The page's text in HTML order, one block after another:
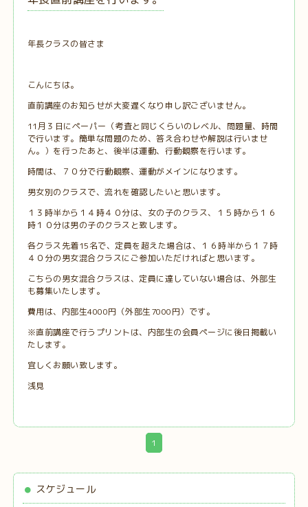
年長クラスの皆さま
こんにちは。
直前講座のお知らせが大変遅くなり申し訳ございません。
11月３日にペーパー（考査と同じくらいのレベル、問題量、時間
で行います。簡単な問題のため、答え合わせや解説は行いませ
ん。）を行ったあと、後半は運動、行動観察を行います。
時間は、７０分で行動観察、運動がメインになります。
男女別のクラスで、流れを確認したいと思います。
１３時半から１４時４０分は、女の子のクラス、１５時から１６
時１０分は男の子のクラスと致します。
各クラス先着15名で、定員を超えた場合は、１６時半から１７時
４０分の男女混合クラスにご参加いただければと思います。
こちらの男女混合クラスは、定員に達していない場合は、外部生
も募集いたします。
費用は、内部生4000円（外部生7000円）です。
※直前講座で行うプリントは、内部生の会員ページに後日掲載い
たします。
宜しくお願い致します。
浅見
1
スケジュール